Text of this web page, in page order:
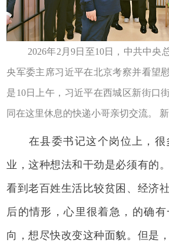
2026年2月9日至10日，中共中央
央军委主席习近平在北京考察并看望
是10日上午，习近平在西城区新街口
同在这里休息的快递小哥亲切交流。
在县委书记这个岗位上，很
业，这种想法和干劲是必须有的
看到老百姓生活比较贫困、经济
后的情形，心里很着急，的确
向，想尽快改变这种面貌。但是